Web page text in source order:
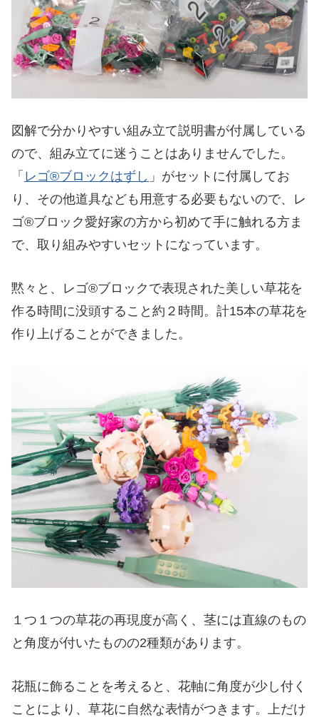
図解で分かりやすい組み立て説明書が付属している
ので、組み立てに迷うことはありませんでした。
「 レゴ®ブロックはずし 」がセットに付属してお
り、その他道具なども用意する必要もないので、レ
ゴ®ブロック愛好家の方から初めて手に触れる方ま
で、取り組みやすいセットになっています。
黙々と、レゴ®ブロックで表現された美しい草花を
作る時間に没頭すること約２時間。計15本の草花を
作り上げることができました。
１つ１つの草花の再現度が高く、茎には直線のもの
と角度が付いたものの2種類があります。
花瓶に飾ることを考えると、花軸に角度が少し付く
ことにより、草花に自然な表情がつきます。上だけ